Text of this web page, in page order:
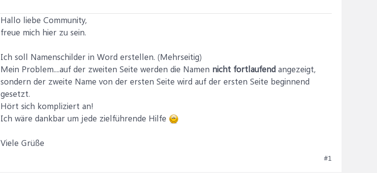
Hallo liebe Community,
freue mich hier zu sein.
Ich soll Namenschilder in Word erstellen. (Mehrseitig)
Mein Problem....auf der zweiten Seite werden die Namen nicht fortlaufend angezeigt,
sondern der zweite Name von der ersten Seite wird auf der ersten Seite beginnend
gesetzt.
Hört sich kompliziert an!
Ich wäre dankbar um jede zielführende Hilfe
Viele Grüße
#1